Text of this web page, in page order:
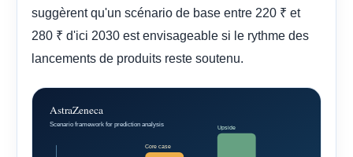
suggèrent qu'un scénario de base entre 220 ₹ et
280 ₹ d'ici 2030 est envisageable si le rythme des
lancements de produits reste soutenu.